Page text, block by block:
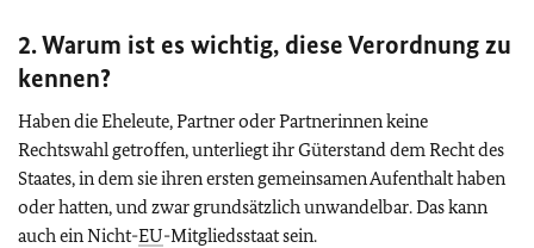
2. Warum ist es wichtig, diese Verordnung zu
kennen?
Haben die Eheleute, Partner oder Partnerinnen keine
Rechtswahl getroffen, unterliegt ihr Güterstand dem Recht des
Staates, in dem sie ihren ersten gemeinsamen Aufenthalt haben
oder hatten, und zwar grundsätzlich unwandelbar. Das kann
auch ein Nicht-EU-Mitgliedsstaat sein.